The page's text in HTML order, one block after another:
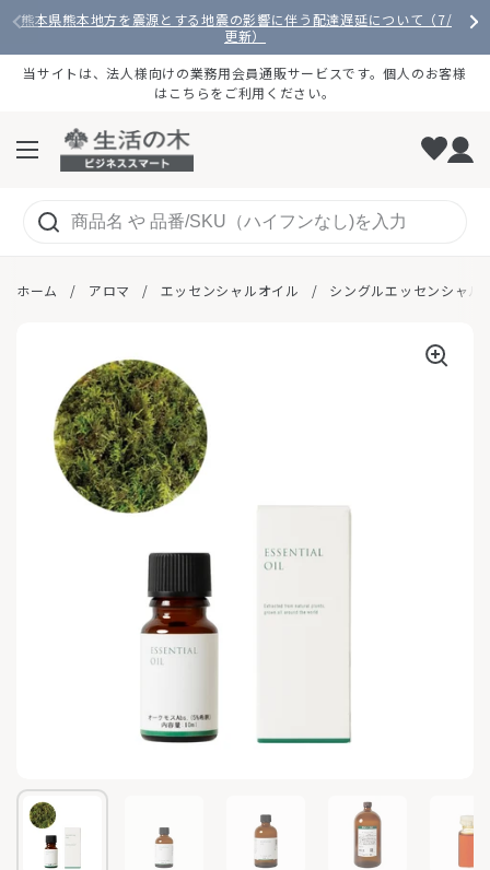
コンテンツへスキップ
熊本県熊本地方を震源とする地震の影響に伴う配達遅延について（7/28
更新）
当サイトは、法人様向けの業務用会員通販サービスです。個人のお客様
はこちらをご利用ください。
メニューを開く
ホーム / アロマ / エッセンシャルオイル / シングルエッセンシャル